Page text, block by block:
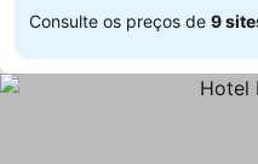
Consulte os preços de 9